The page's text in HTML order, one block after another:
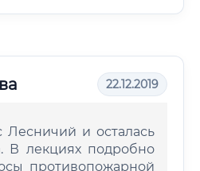
22.12.2019
Лесничий и осталась
В лекциях подробно
противопожарной